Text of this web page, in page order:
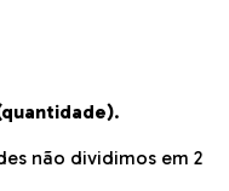
.
não dividimos em 2